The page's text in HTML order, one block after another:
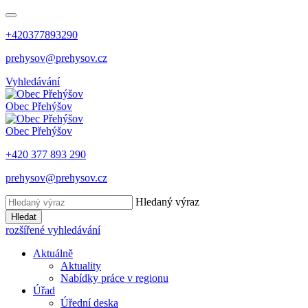
+420377893290
prehysov@prehysov.cz
Vyhledávání
Obec Přehýšov
Obec Přehýšov
+420 377 893 290
prehysov@prehysov.cz
Hledaný výraz
Hledat
rozšířené vyhledávání
Aktuálně
Aktuality
Nabídky práce v regionu
Úřad
Úřední deska